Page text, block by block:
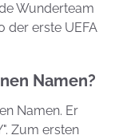
Wunderteam
der erste UEFA
Namen?
Namen. Er
Zum ersten